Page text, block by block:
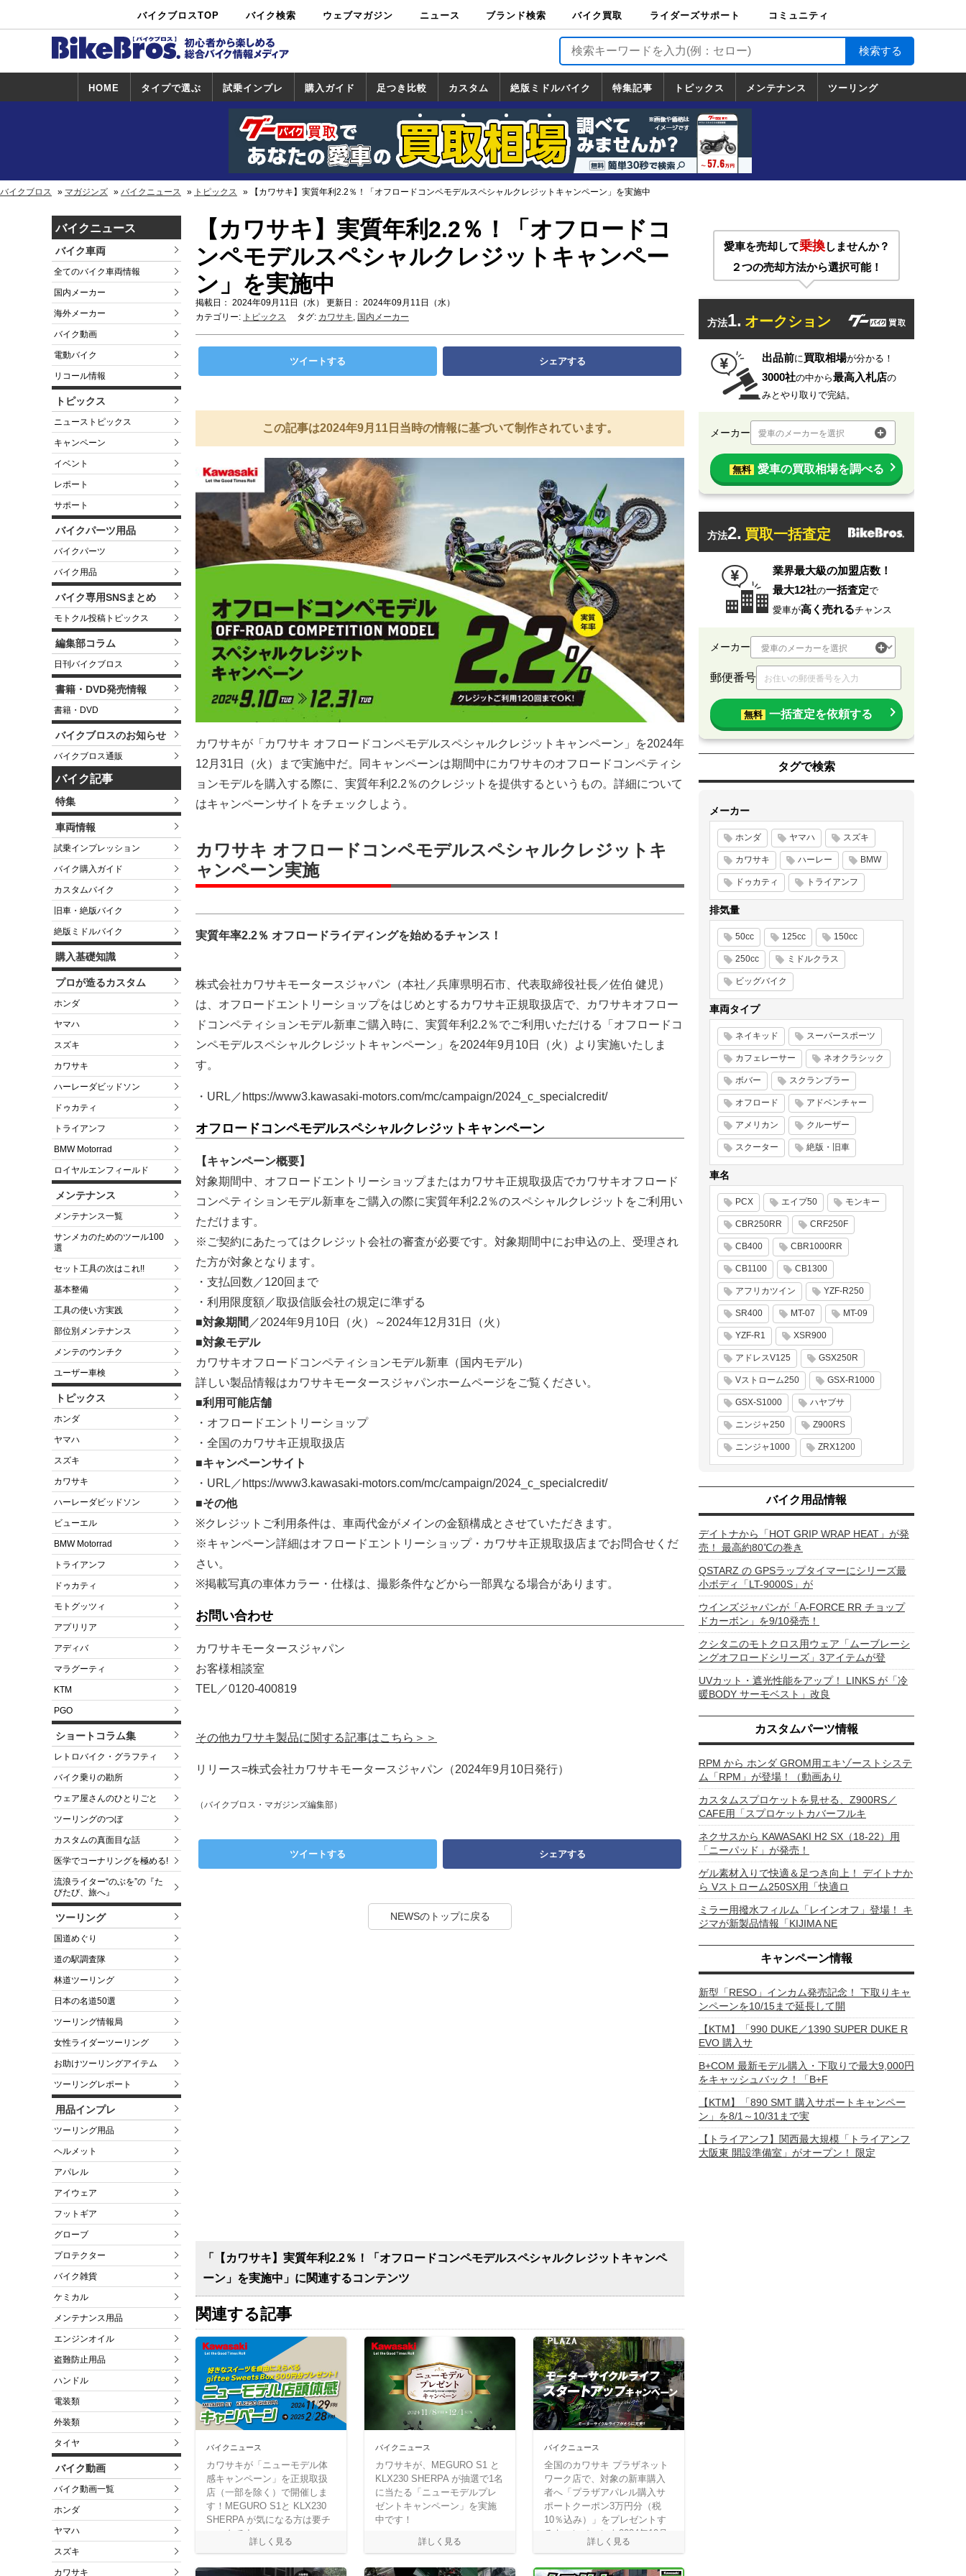
バイクブロスTOP バイク検索
中古バイ
ク・新車検
カタログ検
索
ショップ検
索
ウェブマガジン ニュース ブランド検索 バイク買取
バイク買取
ライダーズサポート
ライダーズサポート
TOP
バイク輸送
バイクガレージライ
フ
バイク車両保険
ロードサービス
バイク試乗
コミュニティ
HOME タイプで選ぶ 試乗インプレ
試乗インプレ
一覧
ホンダ
ヤマハ
スズキ
カワサキ
ハーレー
BMW
トライアンフ
ドゥカティ
購入ガイド
一覧
足つき比較 カスタム
カスタム
一覧
ホンダ
ヤマハ
スズキ
カワサキ
絶版ミドルバイク
絶版ミドルバイク
一覧
ホンダ
ヤマハ
スズキ
カワサキ
特集記事 トピックス
トピックス
一覧
ホンダ
ヤマハ
スズキ
カワサキ
ハーレーダ
ビッドソン
BMW
ドゥカティ
トライアン
フ
メンテナンス ツーリング
道の駅調査隊
ツーリング情報局
日本の道50選
国道めぐり
林道ツーリング
バイクブロス マガジンズ バイクニュース トピックス 【カワサキ】実質年利2.2％！「オフロードコンペモデルスペシャルクレジットキャンペーン」を実施中
バイクニュース
バイク車両
全てのバイク車両情報
国内メーカー
海外メーカー
バイク動画
電動バイク
リコール情報
トピックス
ニューストピックス
キャンペーン
イベント
レポート
サポート
バイクパーツ用品
バイクパーツ
バイク用品
バイク専用SNSまとめ
モトクル投稿トピックス
編集部コラム
日刊バイクブロス
書籍・DVD発売情報
書籍・DVD
バイクブロスのお知らせ
バイクブロス通販
バイク記事
特集
車両情報
試乗インプレッション
バイク購入ガイド
カスタムバイク
旧車・絶版バイク
絶版ミドルバイク
購入基礎知識
プロが造るカスタム
ホンダ
ヤマハ
スズキ
カワサキ
ハーレーダビッドソン
ドゥカティ
トライアンフ
BMW Motorrad
ロイヤルエンフィールド
メンテナンス
メンテナンス一覧
サンメカのためのツール100
選
セット工具の次はこれ!!
基本整備
工具の使い方実践
部位別メンテナンス
メンテのウンチク
ユーザー車検
トピックス
ホンダ
ヤマハ
スズキ
カワサキ
ハーレーダビッドソン
ビューエル
BMW Motorrad
トライアンフ
ドゥカティ
モトグッツィ
アプリリア
アディバ
マラグーティ
KTM
PGO
ショートコラム集
レトロバイク・グラフティ
バイク乗りの勘所
ウェア屋さんのひとりごと
ツーリングのつぼ
カスタムの真面目な話
医学でコーナリングを極める!
流浪ライター“のぶを”の『た
びたび、旅へ』
ツーリング
国道めぐり
道の駅調査隊
林道ツーリング
日本の名道50選
ツーリング情報局
女性ライダーツーリング
お助けツーリングアイテム
ツーリングレポート
用品インプレ
ツーリング用品
ヘルメット
アパレル
アイウェア
フットギア
グローブ
プロテクター
バイク雑貨
ケミカル
メンテナンス用品
エンジンオイル
盗難防止用品
ハンドル
電装類
外装類
タイヤ
バイク動画
バイク動画一覧
ホンダ
ヤマハ
スズキ
カワサキ
【カワサキ】実質年利2.2％！「オフロードコ
ンペモデルスペシャルクレジットキャンペー
ン」を実施中
掲載日： 2024年09月11日（水） 更新日： 2024年09月11日（水）
カテゴリー: トピックス タグ: カワサキ, 国内メーカー
ツイートする シェアする
この記事は2024年9月11日当時の情報に基づいて制作されています。
カワサキが「カワサキ オフロードコンペモデルスペシャルクレジットキャンペーン」を2024年
12月31日（火）まで実施中だ。同キャンペーンは期間中にカワサキのオフロードコンペティシ
ョンモデルを購入する際に、実質年利2.2％のクレジットを提供するというもの。詳細について
はキャンペーンサイトをチェックしよう。
カワサキ オフロードコンペモデルスペシャルクレジットキ
ャンペーン実施
実質年率2.2％ オフロードライディングを始めるチャンス！
株式会社カワサキモータースジャパン（本社／兵庫県明石市、代表取締役社長／佐伯 健児）
は、オフロードエントリーショップをはじめとするカワサキ正規取扱店で、カワサキオフロー
ドコンペティションモデル新車ご購入時に、実質年利2.2％でご利用いただける「オフロードコ
ンペモデルスペシャルクレジットキャンペーン」を2024年9月10日（火）より実施いたしま
す。
・URL／https://www3.kawasaki-motors.com/mc/campaign/2024_c_specialcredit/
オフロードコンペモデルスペシャルクレジットキャンペーン
【キャンペーン概要】
対象期間中、オフロードエントリーショップまたはカワサキ正規取扱店でカワサキオフロード
コンペティションモデル新車をご購入の際に実質年利2.2％のスペシャルクレジットをご利用い
ただけます。
※ご契約にあたってはクレジット会社の審査が必要です。対象期間中にお申込の上、受理され
た方が対象となります。
・支払回数／120回まで
・利用限度額／取扱信販会社の規定に準ずる
■対象期間 ／2024年9月10日（火）～2024年12月31日（火）
■対象モデル
カワサキオフロードコンペティションモデル新車（国内モデル）
詳しい製品情報はカワサキモータースジャパンホームページをご覧ください。
■利用可能店舗
・オフロードエントリーショップ
・全国のカワサキ正規取扱店
■キャンペーンサイト
・URL／https://www3.kawasaki-motors.com/mc/campaign/2024_c_specialcredit/
■その他
※クレジットご利用条件は、車両代金がメインの金額構成とさせていただきます。
※キャンペーン詳細はオフロードエントリーショップ・カワサキ正規取扱店までお問合せくだ
さい。
※掲載写真の車体カラー・仕様は、撮影条件などから一部異なる場合があります。
お問い合わせ
カワサキモータースジャパン
お客様相談室
TEL／0120-400819
その他カワサキ製品に関する記事はこちら＞＞
リリース=株式会社カワサキモータースジャパン（2024年9月10日発行）
（バイクブロス・マガジンズ編集部）
ツイートする シェアする
NEWSのトップに戻る
「【カワサキ】実質年利2.2％！「オフロードコンペモデルスペシャルクレジットキャンペ
ーン」を実施中」に関連するコンテンツ
関連する記事
バイクニュース
カワサキが「ニューモデル体
感キャンペーン」を正規取扱
店（一部を除く）で開催しま
す！MEGURO S1と KLX230
SHERPA が気になる方は要チ
ェックです。
バイクニュース
カワサキが、MEGURO S1 と
KLX230 SHERPA が抽選で1名
に当たる「ニューモデルプレ
ゼントキャンペーン」を実施
中です！
バイクニュース
全国のカワサキ プラザネット
ワーク店で、対象の新車購入
者へ「プラザアパレル購入サ
ポートクーポン3万円分（税
10％込み）」をプレゼントす
るキャンペーンを2024年12月
31日（火）まで実施中！
愛車を売却して乗換しませんか？
２つの売却方法から選択可能！
方法1. オークション
出品前に買取相場が分かる！
3000社の中から最高入札店の
みとやり取りで完結。
メーカー 愛車のメーカーを選択
無料 愛車の買取相場を調べる
方法2. 買取一括査定
業界最大級の加盟店数！
最大12社の一括査定で
愛車が高く売れるチャンス
メーカー
郵便番号
無料 一括査定を依頼する
タグで検索
メーカー
ホンダ ヤマハ スズキ
カワサキ ハーレー BMW
ドゥカティ トライアンフ
排気量
50cc 125cc 150cc
250cc ミドルクラス
ビッグバイク
車両タイプ
ネイキッド スーパースポーツ
カフェレーサー ネオクラシック
ボバー スクランブラー
オフロード アドベンチャー
アメリカン クルーザー
スクーター 絶版・旧車
車名
PCX エイプ50 モンキー
CBR250RR CRF250F
CB400 CBR1000RR
CB1100 CB1300
アフリカツイン YZF-R250
SR400 MT-07 MT-09
YZF-R1 XSR900
アドレスV125 GSX250R
Vストローム250 GSX-R1000
GSX-S1000 ハヤブサ
ニンジャ250 Z900RS
ニンジャ1000 ZRX1200
バイク用品情報
デイトナから「HOT GRIP WRAP HEAT」が発
売！ 最高約80℃の巻き
QSTARZ の GPSラップタイマーにシリーズ最
小ボディ「LT-9000S」が
ウインズジャパンが「A-FORCE RR チョップ
ドカーボン」を9/10発売！
クシタニのモトクロス用ウェア「ムーブレーシ
ングオフロードシリーズ」3アイテムが登
UVカット・遮光性能をアップ！ LINKS が「冷
暖BODY サーモベスト」改良
カスタムパーツ情報
RPM から ホンダ GROM用エキゾーストシステ
ム「RPM」が登場！（動画あり
カスタムスプロケットを見せる、Z900RS／
CAFE用「スプロケットカバーフルキ
ネクサスから KAWASAKI H2 SX（18-22）用
「ニーパッド」が発売！
ゲル素材入りで快適＆足つき向上！ デイトナか
ら Vストローム250SX用「快適ロ
ミラー用撥水フィルム「レインオフ」登場！ キ
ジマが新製品情報「KIJIMA NE
キャンペーン情報
新型「RESO」インカム発売記念！ 下取りキャ
ンペーンを10/15まで延長して開
【KTM】「990 DUKE／1390 SUPER DUKE R
EVO 購入サ
B+COM 最新モデル購入・下取りで最大9,000円
をキャッシュバック！「B+F
【KTM】「890 SMT 購入サポートキャンペー
ン」を8/1～10/31まで実
【トライアンフ】関西最大規模「トライアンフ
大阪東 開設準備室」がオープン！ 限定